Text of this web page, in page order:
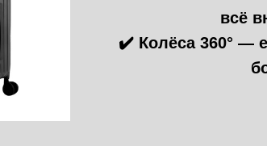
всё
✔️ Колёса 360° —